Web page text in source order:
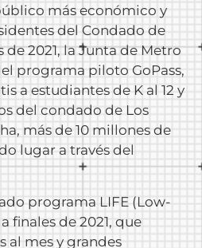
más económico y
del Condado de
de 2021, la Junta de Metro
programa piloto GoPass,
a estudiantes de K al 12 y
del condado de Los
más de 10 millones de
lugar a través del
programa LIFE (Low-
finales de 2021, que
al mes y grandes